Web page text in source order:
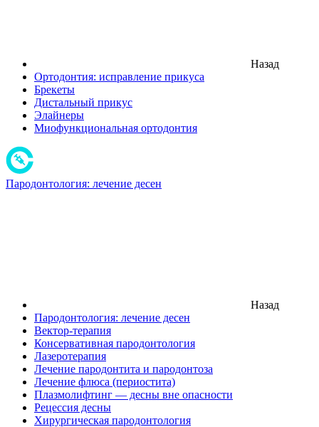
Назад
Ортодонтия: исправление прикуса
Брекеты
Дистальный прикус
Элайнеры
Миофункциональная ортодонтия
Пародонтология: лечение десен
Назад
Пародонтология: лечение десен
Вектор-терапия
Консервативная пародонтология
Лазеротерапия
Лечение пародонтита и пародонтоза
Лечение флюса (периостита)
Плазмолифтинг — десны вне опасности
Рецессия десны
Хирургическая пародонтология